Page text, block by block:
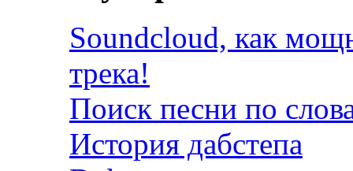
Soundcloud, как
трека!
Поиск песни по
История дабстепа